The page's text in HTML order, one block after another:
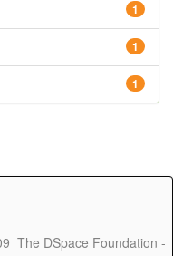
1
1
1
The DSpace Foundation -